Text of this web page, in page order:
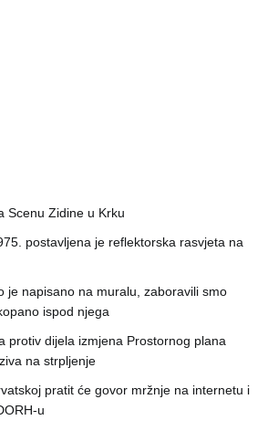
Scenu Zidine u Krku
postavljena je reflektorska rasvjeta na
je napisano na muralu, zaboravili smo
ispod njega
protiv dijela izmjena Prostornog plana
na strpljenje
pratit će govor mržnje na internetu i
u